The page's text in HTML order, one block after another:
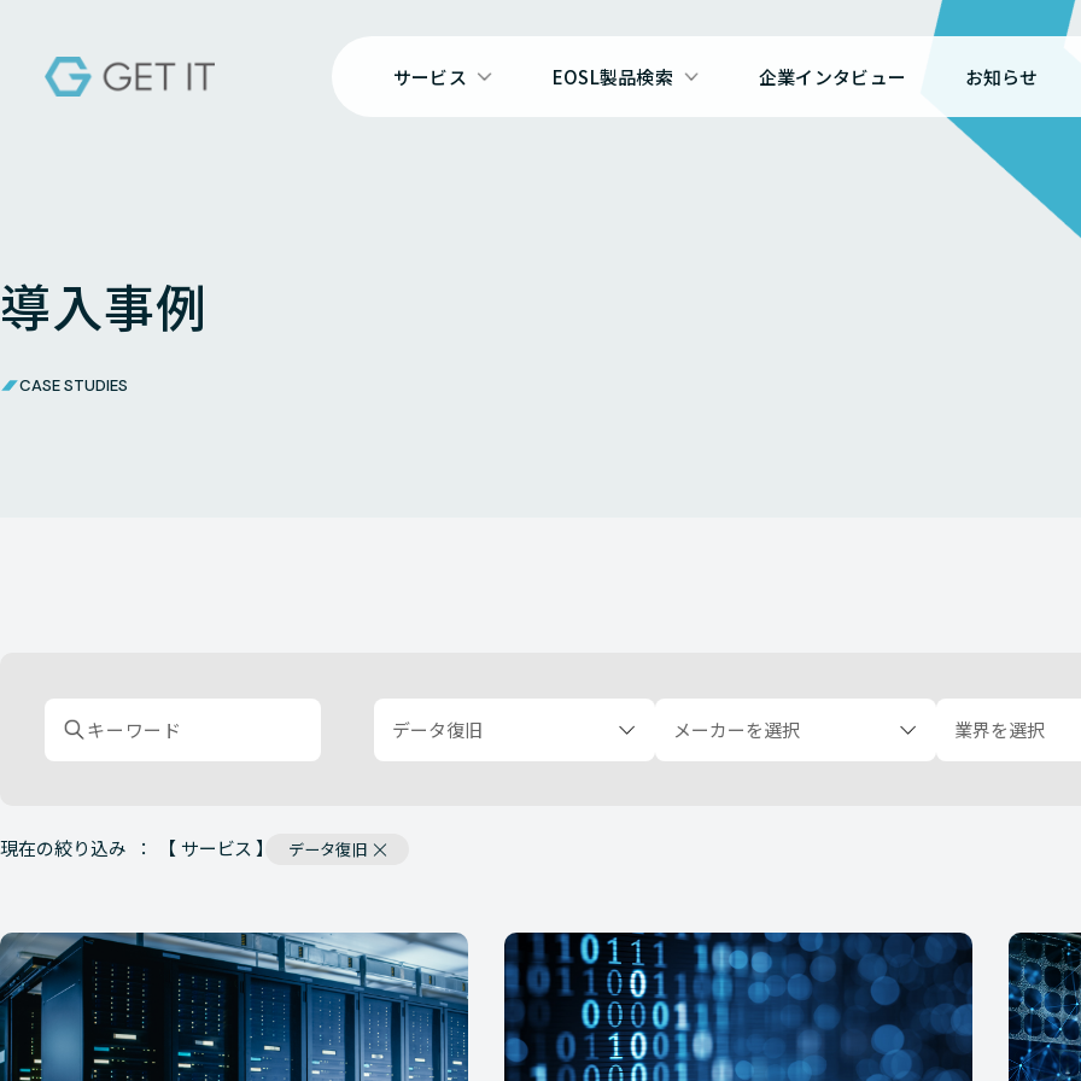
サービス EOSL製品検索 企業インタビュー お知らせ
導入事例
CASE STUDIES
データ復旧 メーカーを選択 業界を選択
現在の絞り込み 【 サービス 】 データ復旧